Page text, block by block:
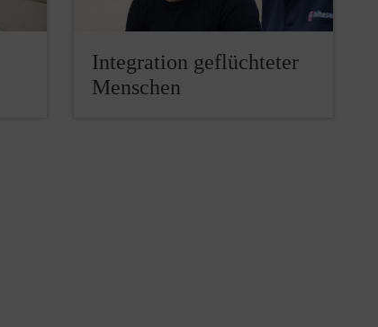
Integration geflüchteter
Menschen